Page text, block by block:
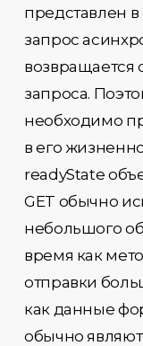
представлен в
запрос
возвращается
запроса.
необходимо
в его
readyState
GET обычно
небольшого
время как
отправки
как данные
обычно